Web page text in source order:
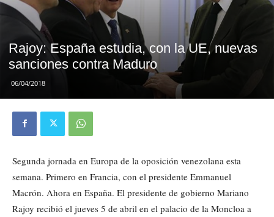
Rajoy: España estudia, con la UE, nuevas
sanciones contra Maduro
06/04/2018
Segunda jornada en Europa de la oposición venezolana esta
semana. Primero en Francia, con el presidente Emmanuel
Macrón. Ahora en España. El presidente de gobierno Mariano
Rajoy recibió el jueves 5 de abril en el palacio de la Moncloa a